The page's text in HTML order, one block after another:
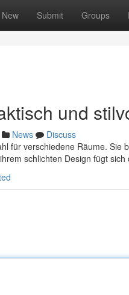
New Submit Groups
und
News
Discuss
für verschiedene Räume.
schlichten Design fügt sich